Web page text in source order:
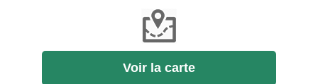
Voir la carte